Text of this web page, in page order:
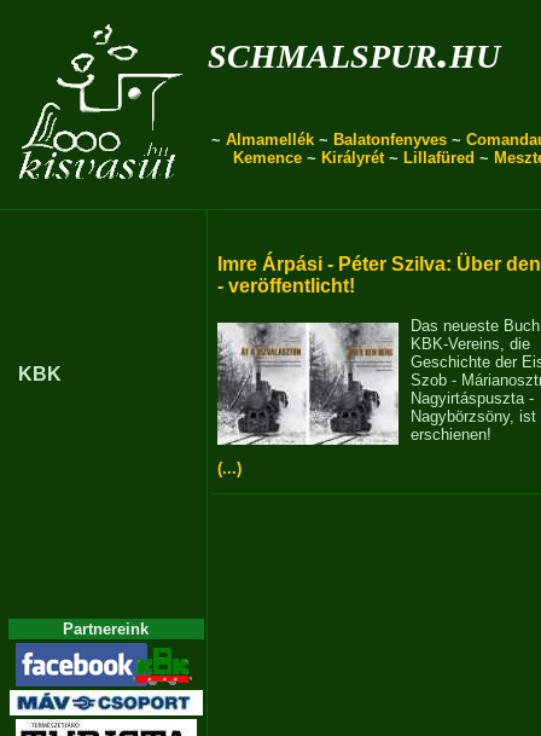
schmalspur.hu
~ Almamellék ~ Balatonfenyves ~
Kemence ~ Királyrét~ Lillafüred ~
KBK
Partnereink
Imre Árpási - Péter Szilva: Über
- veröffentlicht!
Das neueste
KBK-Vereins, die
Geschichte der
Szob -
Nagyirtáspuszta -
Nagybörzsöny, ist
erschienen!
(...)